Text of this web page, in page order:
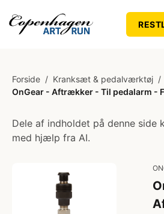
Forside / Kranksæt & pedalværktøj /
OnGear - Aftrækker - Til pedalarm -
Dele af indholdet på denne side
med hjælp fra AI.